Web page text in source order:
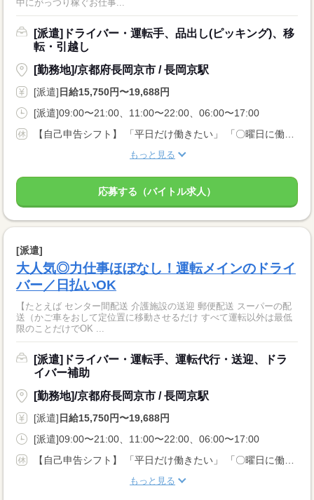
中にがっつり稼ぐお仕事...
[派遣]ドライバー・運転手、品出し(ピッキング)、移
転・引越し
[勤務地]/京都府長岡京市 / 長岡京駅
[派遣]日給15,750円〜19,688円
[派遣]09:00〜21:00、11:00〜22:00、06:00〜17:00
もっと見る
応募する（バイトル求人）
[派遣]
大人気◎力仕事ほぼなし！運転メインのドライ
バー／日払いOK
【たとえば センター間配送 介護施設の送迎 郵便配送 スーパーの配
送（かご車をおして定位置に移動させるだけ すべて運転以外は最低
限のことだけでOK ...
[派遣]ドライバー・運転手、運転代行・送迎、ドラ
イバー補助
[勤務地]/京都府長岡京市 / 長岡京駅
[派遣]日給15,750円〜19,688円
[派遣]09:00〜21:00、11:00〜22:00、06:00〜17:00
もっと見る